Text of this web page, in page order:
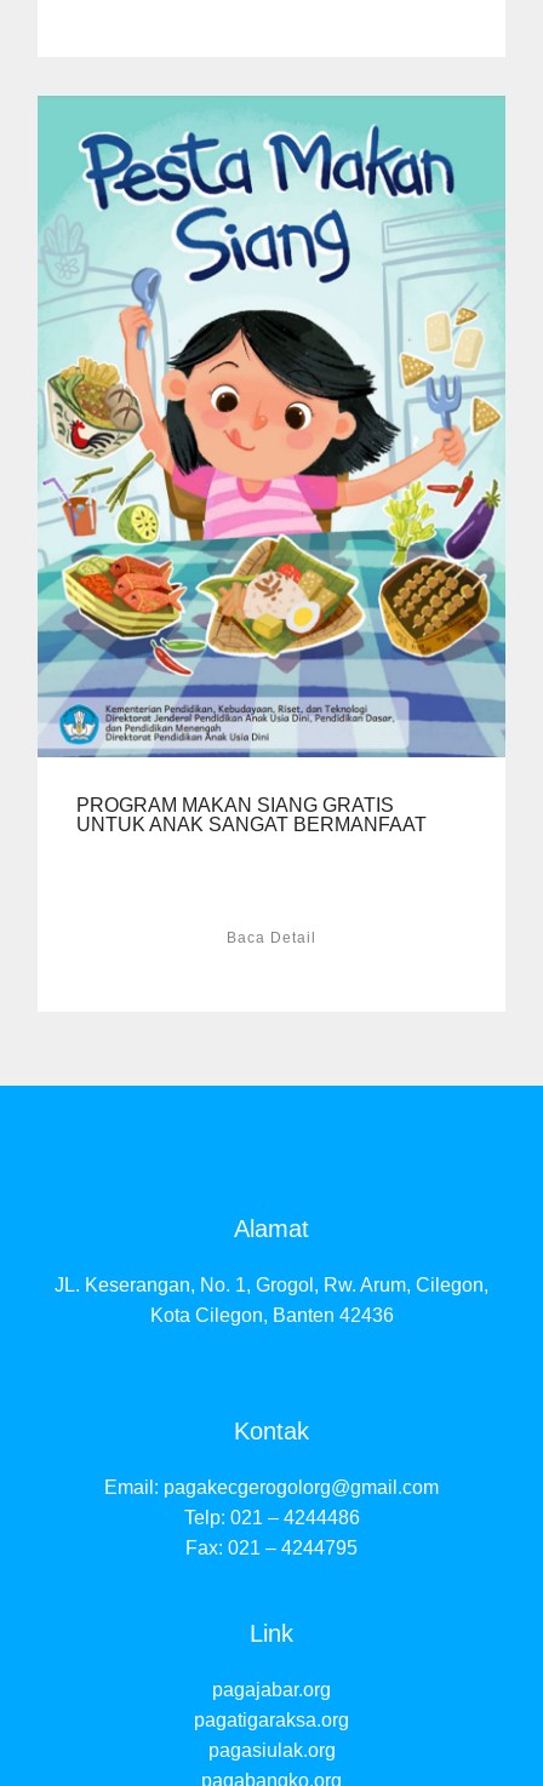
PROGRAM MAKAN SIANG GRATIS
UNTUK ANAK SANGAT BERMANFAAT
Baca Detail
Alamat
JL. Keserangan, No. 1, Grogol, Rw. Arum, Cilegon,
Kota Cilegon, Banten 42436
Kontak
Email: pagakecgerogolorg@gmail.com
Telp: 021 – 4244486
Fax: 021 – 4244795
Link
pagajabar.org
pagatigaraksa.org
pagasiulak.org
pagabangko.org